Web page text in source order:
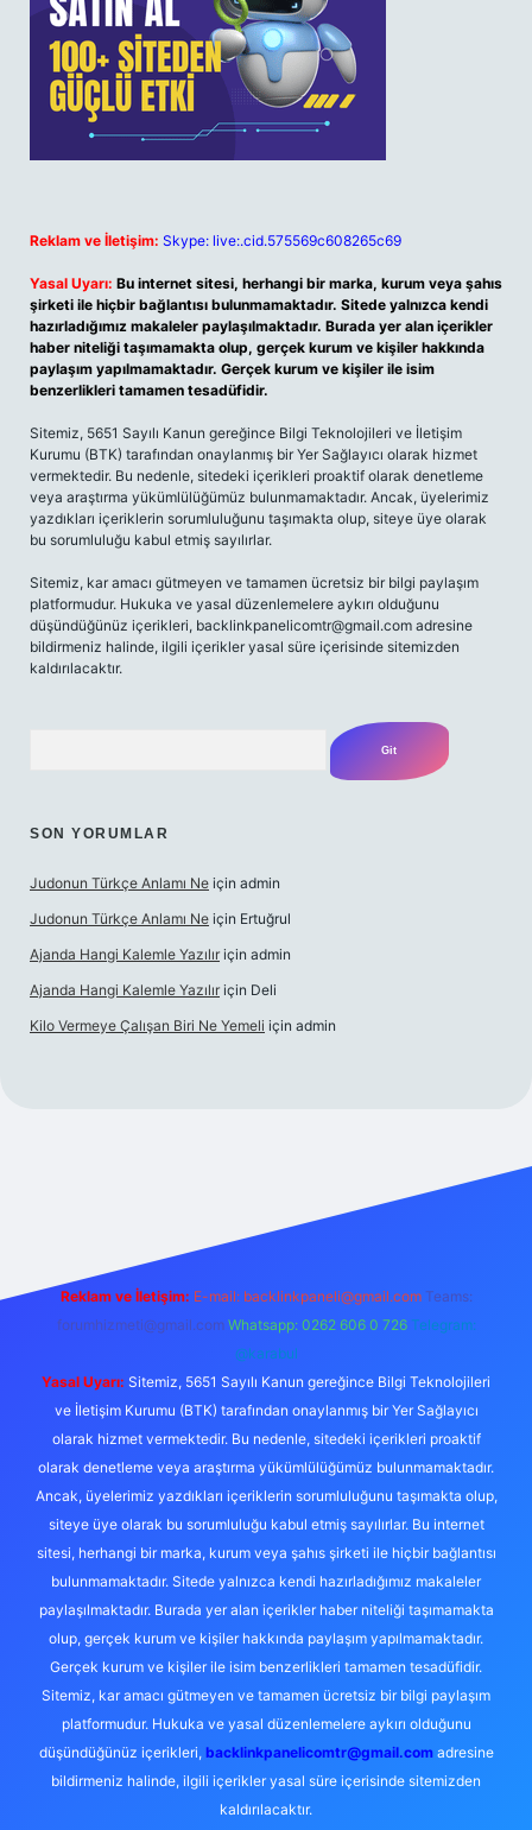
Reklam ve İletişim: Skype: live:.cid.575569c608265c69
Yasal Uyarı: Bu internet sitesi, herhangi bir marka, kurum veya şahıs
şirketi ile hiçbir bağlantısı bulunmamaktadır. Sitede yalnızca kendi
hazırladığımız makaleler paylaşılmaktadır. Burada yer alan içerikler
haber niteliği taşımamakta olup, gerçek kurum ve kişiler hakkında
paylaşım yapılmamaktadır. Gerçek kurum ve kişiler ile isim
benzerlikleri tamamen tesadüfidir.
Sitemiz, 5651 Sayılı Kanun gereğince Bilgi Teknolojileri ve İletişim
Kurumu (BTK) tarafından onaylanmış bir Yer Sağlayıcı olarak hizmet
vermektedir. Bu nedenle, sitedeki içerikleri proaktif olarak denetleme
veya araştırma yükümlülüğümüz bulunmamaktadır. Ancak, üyelerimiz
yazdıkları içeriklerin sorumluluğunu taşımakta olup, siteye üye olarak
bu sorumluluğu kabul etmiş sayılırlar.
Sitemiz, kar amacı gütmeyen ve tamamen ücretsiz bir bilgi paylaşım
platformudur. Hukuka ve yasal düzenlemelere aykırı olduğunu
düşündüğünüz içerikleri, backlinkpanelicomtr@gmail.com adresine
bildirmeniz halinde, ilgili içerikler yasal süre içerisinde sitemizden
kaldırılacaktır.
SON YORUMLAR
Judonun Türkçe Anlamı Ne için admin
Judonun Türkçe Anlamı Ne için Ertuğrul
Ajanda Hangi Kalemle Yazılır için admin
Ajanda Hangi Kalemle Yazılır için Deli
Kilo Vermeye Çalışan Biri Ne Yemeli için admin
Reklam ve İletişim: E-mail: backlinkpaneli@gmail.com Teams:
forumhizmeti@gmail.com Whatsapp: 0262 606 0 726 Telegram:
@karabul
Yasal Uyarı: Sitemiz, 5651 Sayılı Kanun gereğince Bilgi Teknolojileri
ve İletişim Kurumu (BTK) tarafından onaylanmış bir Yer Sağlayıcı
olarak hizmet vermektedir. Bu nedenle, sitedeki içerikleri proaktif
olarak denetleme veya araştırma yükümlülüğümüz bulunmamaktadır.
Ancak, üyelerimiz yazdıkları içeriklerin sorumluluğunu taşımakta olup,
siteye üye olarak bu sorumluluğu kabul etmiş sayılırlar. Bu internet
sitesi, herhangi bir marka, kurum veya şahıs şirketi ile hiçbir bağlantısı
bulunmamaktadır. Sitede yalnızca kendi hazırladığımız makaleler
paylaşılmaktadır. Burada yer alan içerikler haber niteliği taşımamakta
olup, gerçek kurum ve kişiler hakkında paylaşım yapılmamaktadır.
Gerçek kurum ve kişiler ile isim benzerlikleri tamamen tesadüfidir.
Sitemiz, kar amacı gütmeyen ve tamamen ücretsiz bir bilgi paylaşım
platformudur. Hukuka ve yasal düzenlemelere aykırı olduğunu
düşündüğünüz içerikleri, backlinkpanelicomtr@gmail.comadresine
bildirmeniz halinde, ilgili içerikler yasal süre içerisinde sitemizden
kaldırılacaktır.